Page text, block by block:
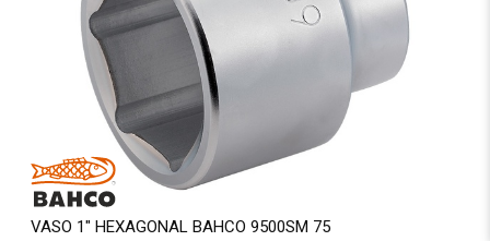
VASO 1" HEXAGONAL BAHCO 9500SM 75